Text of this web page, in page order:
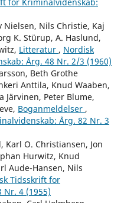
Nielsen, Nils Christie, Kaj
K. Stürup, A. Haslund,
Litteratur , Nordisk
Årg. 48 Nr. 2/3 (1960)
Beth Grothe
Anttila, Knud Waaben,
Järvinen, Peter Blume,
Boganmeldelser ,
Årg. 82 Nr. 3
Karl O. Christiansen, Jon
Hurwitz, Knud
Aude-Hansen, Nils
Tidsskrift for
Nr. 4 (1955)